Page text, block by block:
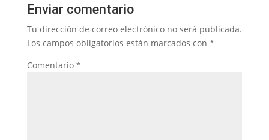
Enviar comentario
Tu dirección de correo electrónico no será publicada.
Los campos obligatorios están marcados con *
Comentario *